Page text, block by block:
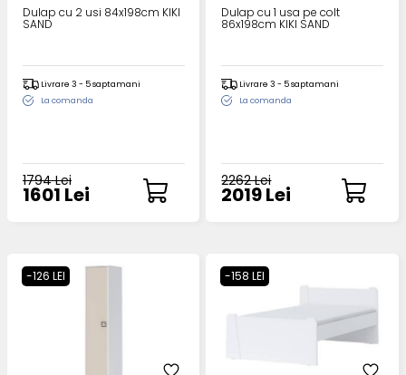
Dulap cu 2 usi 84x198cm KIKI
SAND
Livrare 3 - 5 saptamani
La comanda
1794 Lei
1601 Lei
Dulap cu 1 usa pe colt
86x198cm KIKI SAND
Livrare 3 - 5 saptamani
La comanda
2262 Lei
2019 Lei
-126 LEI -158 LEI